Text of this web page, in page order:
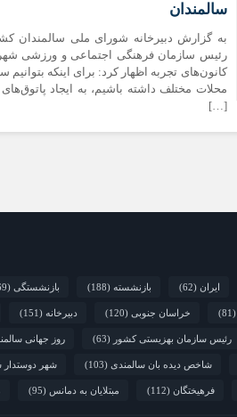
سالمندان
به گزارش دبیرخانه شورای ملی سالمندان
رئیس سازمان فرهنگی اجتماعی و ورزشی
کانون‌های تجربه اظهار کرد: برای اینکه
محلات مختلف داشته باشیم، به ایجاد
[…]
ایران (62) بازنشسته (188) بازنشستگی (169)
(81) خراسان جنوبی (120) دبیرخانه (151)
رئیس سازمان بهزیستی کشور (63) روز جهانی
شاخص دیده بان سالمندی (103) شهر دوستدار
فرهیختگان (112) مبتلایان به دمانس (95)